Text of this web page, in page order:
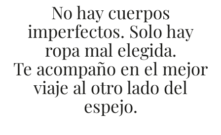
No hay cuerpos
imperfectos. Solo hay
ropa mal elegida.
Te acompaño en el mejor
viaje al otro lado del
espejo.